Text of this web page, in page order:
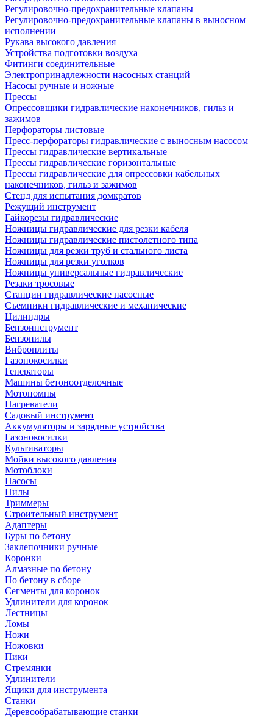
Регулировочно-предохранительные клапаны
Регулировочно-предохранительные клапаны в выносном
исполнении
Рукава высокого давления
Устройства подготовки воздуха
Фитинги соединительные
Электропринадлежности насосных станций
Насосы ручные и ножные
Прессы
Опрессовщики гидравлические наконечников, гильз и
зажимов
Перфораторы листовые
Пресс-перфораторы гидравлические с выносным насосом
Прессы гидравлические вертикальные
Прессы гидравлические горизонтальные
Прессы гидравлические для опрессовки кабельных
наконечников, гильз и зажимов
Стенд для испытания домкратов
Режущий инструмент
Гайкорезы гидравлические
Ножницы гидравлические для резки кабеля
Ножницы гидравлические пистолетного типа
Ножницы для резки труб и стального листа
Ножницы для резки уголков
Ножницы универсальные гидравлические
Резаки тросовые
Станции гидравлические насосные
Съемники гидравлические и механические
Цилиндры
Бензоинструмент
Бензопилы
Виброплиты
Газонокосилки
Генераторы
Машины бетоноотделочные
Мотопомпы
Нагреватели
Садовый инструмент
Аккумуляторы и зарядные устройства
Газонокосилки
Культиваторы
Мойки высокого давления
Мотоблоки
Насосы
Пилы
Триммеры
Строительный инструмент
Адаптеры
Буры по бетону
Заклепочники ручные
Коронки
Алмазные по бетону
По бетону в сборе
Сегменты для коронок
Удлинители для коронок
Лестницы
Ломы
Ножи
Ножовки
Пики
Стремянки
Удлинители
Ящики для инструмента
Станки
Деревообрабатывающие станки